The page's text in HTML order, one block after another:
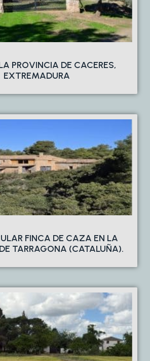
PROVINCIA DE CACERES,
EXTREMADURA
FINCA DE CAZA EN LA
TARRAGONA (CATALUÑA).